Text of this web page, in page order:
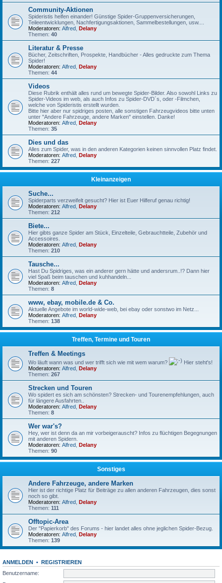
Community-Aktionen
Spideristis helfen einander! Günstige Spider-Gruppenversicherungen,
Teileentwicklungen, Nachfertigungsaktionen, Sammelbestellungen, usw....
Moderatoren: Alfred Delany
Themen: 40
Literatur & Presse
Bücher, Zeitschriften, Prospekte, Handbücher - Alles gedruckte zum Thema
Spider!
Moderatoren: Alfred Delany
Themen: 44
Videos
Diese Rubrik enthält alles rund um bewegte Spider-Bilder. Also sowohl Links zu
Spider-Videos im web, als auch Infos zu Spider-DVD´s, oder -Filmchen,
welche von Spideristis erstellt wurden.
Bitte hier aber nur spidriges posten, alle sonstigen Fahrzeugvideos bitte unten
unter "Andere Fahrzeuge, andere Marken" einstellen. Danke!
Moderatoren: Alfred Delany
Themen: 35
Dies und das
Alles zum Spider, was in den anderen Kategorien keinen sinnvollen Platz findet.
Moderatoren: Alfred Delany
Themen: 227
Kleinanzeigen
Suche...
Spiderparts verzweifelt gesucht? Hier ist Euer Hilferuf genau richtig!
Moderatoren: Alfred Delany
Themen: 212
Biete...
Hier gibts ganze Spider am Stück, Einzelteile, Gebrauchtteile, Zubehör und
Accessoires.
Moderatoren: Alfred Delany
Themen: 210
Tausche...
Hast Du Spidriges, was ein anderer gern hätte und andersrum..!? Dann hier
viel Spaß beim tauschen und kuhhandeln...
Moderatoren: Alfred Delany
Themen: 8
www, ebay, mobile.de & Co.
Aktuelle Angebote im world-wide-web, bei ebay oder sonstwo im Netz...
Moderatoren: Alfred Delany
Themen: 138
Treffen, Termine und Touren
Treffen & Meetings
Wo läuft wann was und wer trifft sich wie mit wem warum?
Hier steht's!
Moderatoren: Alfred Delany
Themen: 267
Strecken und Touren
Wo spidert es sich am schönsten? Strecken- und Tourenempfehlungen, auch
für längere Ausfahrten..
Moderatoren: Alfred Delany
Themen: 8
Wer war's?
Hey, wer ist denn da an mir vorbeigerauscht? Infos zu flüchtigen Begegnungen
mit anderen Spidern.
Moderatoren: Alfred Delany
Themen: 90
Sonstiges
Andere Fahrzeuge, andere Marken
Hier ist der richtige Platz für Beiträge zu allen anderen Fahrzeugen, dies sonst
noch so gibt.
Moderatoren: Alfred Delany
Themen: 111
Offtopic-Area
Der "Papierkorb" des Forums - hier landet alles ohne jeglichen Spider-Bezug.
Moderatoren: Alfred Delany
Themen: 139
ANMELDEN • REGISTRIEREN
Benutzername: